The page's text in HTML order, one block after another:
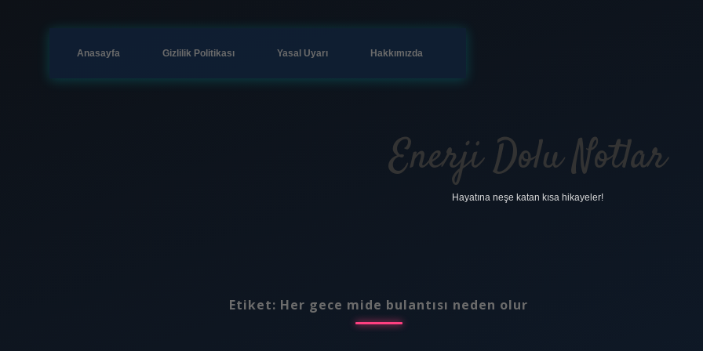
Anasayfa Gizlilik Politikası Yasal Uyarı Hakkımızda
Enerji Dolu Notlar
Hayatına neşe katan kısa hikayeler!
Etiket: Her gece mide bulantısı neden olur